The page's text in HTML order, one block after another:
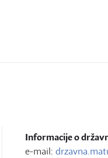
Informacije o
e-mail: